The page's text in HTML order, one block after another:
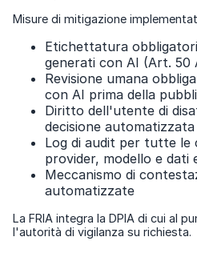
Misure di mitigazione
Etichettatura
generati con AI (Art. 50
Revisione umana
con AI prima della
Diritto dell'utente di
decisione automatizzata
Log di audit per tutte le
provider, modello e dati
Meccanismo di
automatizzate
La FRIA integra la DPIA di cui al
l'autorità di vigilanza su richiesta.